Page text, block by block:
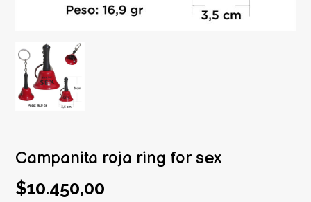
Campanita roja ring for sex
$10.450,00